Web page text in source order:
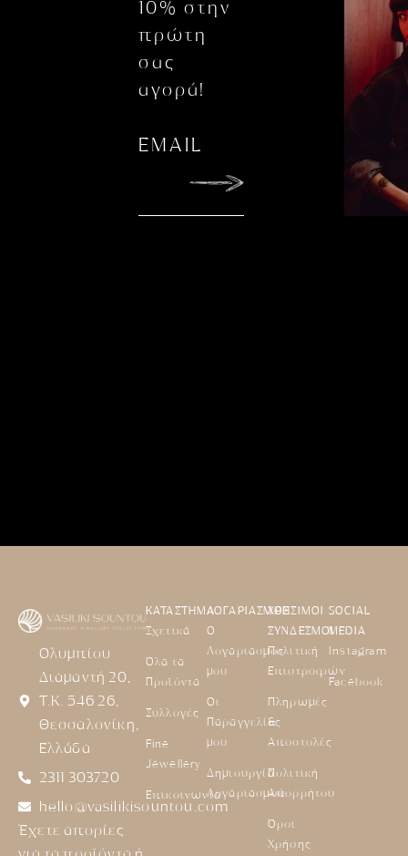
10% στην
πρώτη
σας
αγορά!
Ολυμπίου
Διαμαντή 20,
Τ.Κ. 546 26,
Θεσσαλονίκη,
Ελλάδα
2311 303720
hello@vasilikisountou.com
Έχετε απορίες
ΚΑΤΑΣΤΗΜΑ
Σχετικά
Όλα τα
Προϊόντα
Συλλογές
Fine
Jewellery
Επικοινωνία
ΛΟΓΑΡΙΑΣΜΟΣ
Ο
Λογαριασμός
μου
Οι
Παραγγελίες
μου
Δημιουργία
Λογαριασμού
ΧΡΗΣΙΜΟΙ
ΣΥΝΔΕΣΜΟΙ
Πολιτική
Επιστροφών
Πληρωμές
&
Αποστολές
Πολιτική
Απορρήτου
Όροι
Χρήσης
SOCIAL
MEDIA
Instagram
Facebook